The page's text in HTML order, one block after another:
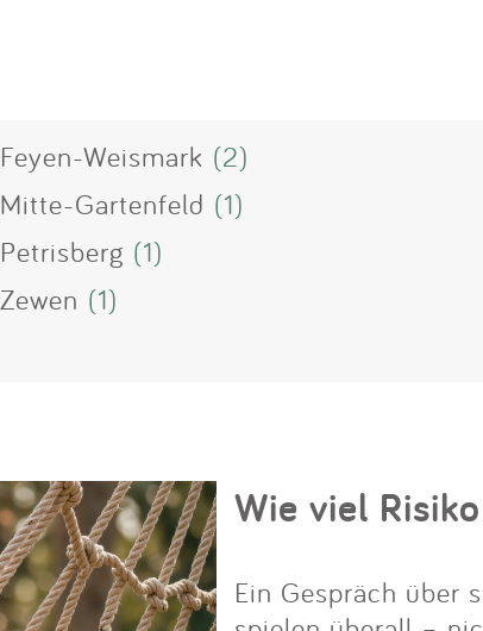
Feyen-Weismark (2)
Mitte-Gartenfeld (1)
Petrisberg (1)
Zewen (1)
Wie viel
Ein Gespräch über